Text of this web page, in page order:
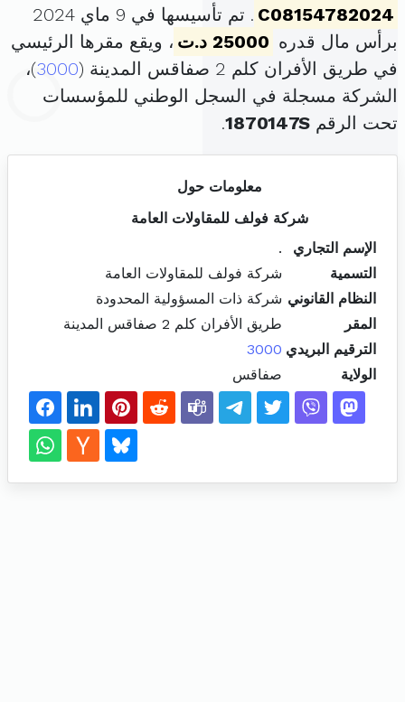
C08154782024
. تم تأسيسها في 9 ماي 2024
برأس مال قدره 25000 د.ت
، ويقع مقرها الرئيسي
في طريق الأفران كلم 2 صفاقس المدينة (
3000)،
الشركة مسجلة في السجل الوطني للمؤسسات
تحت الرقم 1870147S
.
معلومات حول
شركة فولف للمقاولات العامة
الإسم التجاري
.
التسمية
شركة فولف للمقاولات العامة
النظام القانوني شركة ذات المسؤولية المحدودة
المقر
طريق الأفران كلم 2 صفاقس المدينة
الترقيم البريدي 3000
الولاية
صفاقس